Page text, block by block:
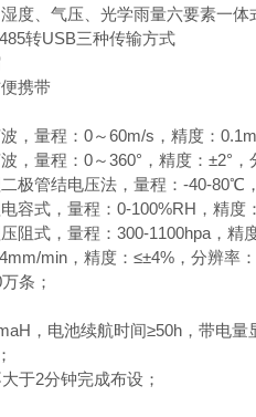
度、气压、光学雨量六要素一
转USB三种传输方式
携带
，量程：0～60m/s，精度：
，量程：0～360°，精度：±2°，
极管结电压法，量程：-40-
容式，量程：0-100%RH，精
阻式，量程：300-1100hpa，精
min，精度：≤±4%，分辨率
条；
，电池续航时间≥50h，带电量
于2分钟完成布设；